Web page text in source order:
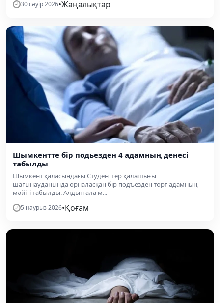
30 сәуір 2026•Жаңалықтар
Шымкентте бір подьезден 4 адамның денесі
табылды
Шымкент қаласындағы Студенттер қалашығы
шағынауданында орналасқан бір подъезден төрт адамның
мәйіті табылды. Алдын ала м...
5 наурыз 2026•Қоғам